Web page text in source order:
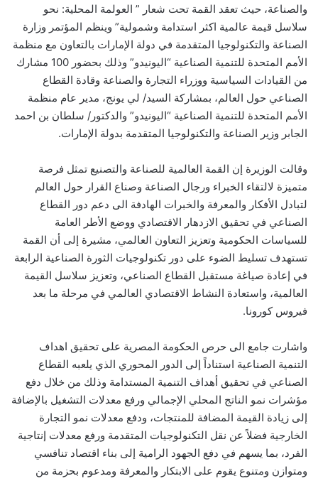
والصناعة، حيث تعقد القمة تحت شعار ” العولمة المحلية: نحو
سلاسل قيمة عالمية اكثر استدامة وشمولية” وينظم المؤتمر وزارة
الصناعة والتكنولوجيا المتقدمة في دولة الإمارات بالتعاون مع منظمة
الأمم المتحدة للتنمية الصناعية “اليونيدو” وذلك بحضور 100 مشارك
من القيادات السياسية ووزراء التجارة والصناعة وقادة القطاع
الصناعي حول العالم، بمشاركة السيد/ لي يونج، مدير عام منظمة
الأمم المتحدة للتنمية الصناعية “اليونيدو” والدكتور/ سلطان بن احمد
الجابر وزير الصناعة والتكنولوجيا المتقدمة بدولة الإمارات.
وقالت الوزيرة إن القمة العالمية للصناعة والتصنيع تمثل فرصة
متميزة لالتقاء الخبراء ورجال الصناعة وصناع القرار حول العالم
لتبادل الأفكار والمعرفة والخبرات الهادفة الى دعم دور القطاع
الصناعي في تحقيق الازدهار الاقتصادي ووضع الأطر العامة
للسياسات الحكومية وتعزيز التعاون العالمي، مشيرة إلى أن القمة
تستهدف تسليط الضوء على دور تكنولوجيات الثورة الصناعية الرابعة
في إعادة صياغة مستقبل القطاع الصناعي، وتعزيز سلاسل القيمة
العالمية، واستعادة النشاط الاقتصادي العالمي في مرحلة ما بعد
فيروس كورونا.
واشارت جامع الى حرص الحكومة المصرية على تحقيق اهداف
التنمية الصناعية استناداً إلى الدور المحوري الذي يلعبه القطاع
الصناعي في تحقيق أهداف التنمية المستدامة وذلك من خلال دفع
مؤشرات نمو الناتج المحلي الإجمالي ورفع معدلات التشغيل بالإضافة
إلى زيادة القيمة المضافة للمنتجات، ودفع معدلات نمو التجارة
الخارجية فضلاً عن نقل التكنولوجيات المتقدمة ورفع معدلات إنتاجية
الفرد، بما يسهم في دفع الجهود الرامية إلى بناء اقتصاد تنافسي
ومتوازن ومتنوع يقوم على الابتكار والمعرفة ومدعوم بحزمة من